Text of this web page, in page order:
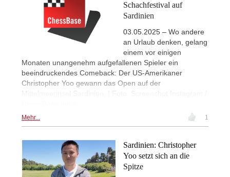
Schachfestival auf
Sardinien
03.05.2025 – Wo andere
an Urlaub denken, gelang
einem vor einigen
Monaten unangenehm aufgefallenen Spieler ein
beeindruckendes Comeback: Der US-Amerikaner
Christopher Yoo gewann das Open auf der
Mittelmeerinsel Sardinien. | Foto: Screenshot Instagram /
Mehr... 1
Sardinien: Christopher
Yoo setzt sich an die
Spitze